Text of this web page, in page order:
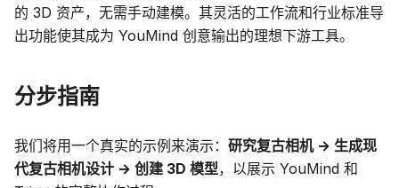
的 3D 资产，无需手动建模。其灵活的工作流和行业标准导
出功能使其成为 YouMind 创意输出的理想下游工具。
分步指南
我们将用一个真实的示例来演示： 研究复古相机 → 生成现
代复古相机设计 → 创建 3D 模型，以展示 YouMind 和